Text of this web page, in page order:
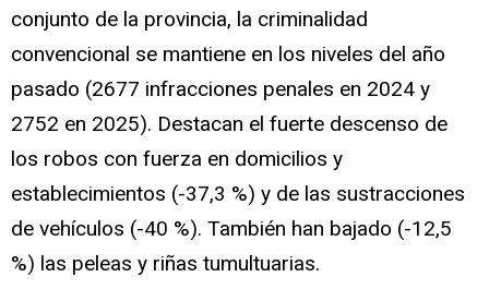
conjunto de la provincia, la criminalidad
convencional se mantiene en los niveles del año
pasado (2677 infracciones penales en 2024 y
2752 en 2025). Destacan el fuerte descenso de
los robos con fuerza en domicilios y
establecimientos (-37,3 %) y de las sustracciones
de vehículos (-40 %). También han bajado (-12,5
%) las peleas y riñas tumultuarias.